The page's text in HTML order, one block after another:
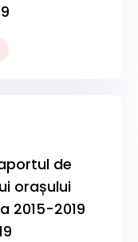
de
orașului
2015-2019